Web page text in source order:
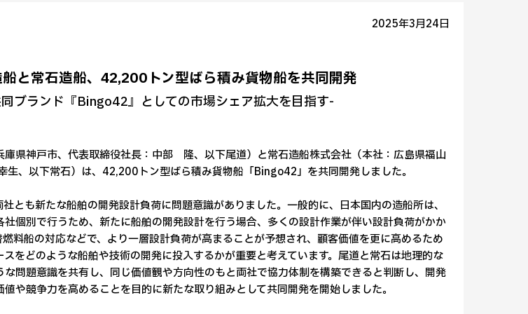
2025年3月24日
と常石造船、42,200トン型ばら積み貨物船を共同開発
ブランド『Bingo42』としての市場シェア拡大を目指す-
庫県神戸市、代表取締役社長：中部 隆、以下尾道）と常石造船株式会社（本社：広島県福山
生、以下常石）は、42,200トン型ばら積み貨物船「Bingo42」を共同開発しました。
とも新たな船舶の開発設計負荷に問題意識がありました。一般的に、日本国内の造船所は、
個別で行うため、新たに船舶の開発設計を行う場合、多くの設計作業が伴い設計負荷がかか
料船の対応などで、より一層設計負荷が高まることが予想され、顧客価値を更に高めるため
をどのような船舶や技術の開発に投入するかが重要と考えています。尾道と常石は地理的な
問題意識を共有し、同じ価値観や方向性のもと両社で協力体制を構築できると判断し、開発
や競争力を高めることを目的に新たな取り組みとして共同開発を開始しました。